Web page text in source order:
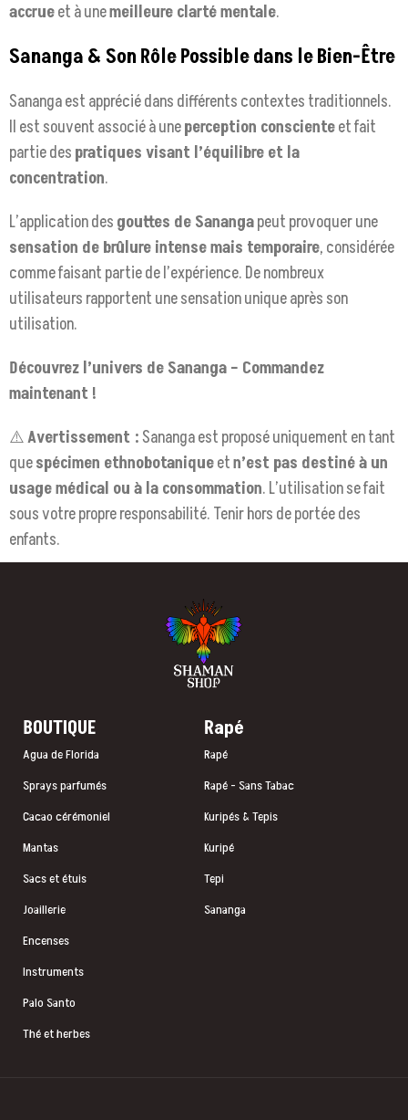
accrueet à unemeilleure clarté mentale.
Sananga & Son Rôle Possible dans le Bien-Être
Sananga est apprécié dans différents contextes traditionnels.
Il est souvent associé à uneperception conscienteet fait
partie des pratiques visant l’équilibre et la
concentration.
L’application des gouttes de Sanangapeut provoquer une
sensation de brûlure intense mais temporaire, considérée
comme faisant partie de l’expérience. De nombreux
utilisateurs rapportent une sensation unique après son
utilisation.
Découvrez l’univers de Sananga – Commandez
maintenant !
⚠️Avertissement :Sananga est proposé uniquement en tant
quespécimen ethnobotaniqueetn’est pas destiné à un
usage médical ou à la consommation. L’utilisation se fait
sous votre propre responsabilité. Tenir hors de portée des
enfants.
BOUTIQUE
Agua de Florida
Sprays parfumés
Cacao cérémoniel
Mantas
Sacs et étuis
Joaillerie
Encenses
Instruments
Palo Santo
Thé et herbes
Rapé
Rapé
Rapé - Sans Tabac
Kuripés & Tepis
Kuripé
Tepi
Sananga